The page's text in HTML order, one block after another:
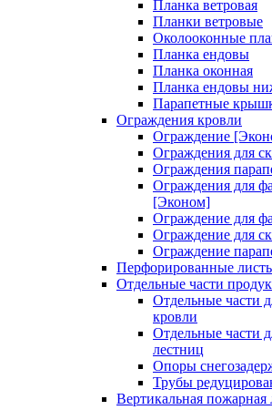
Планка ветровая
Планки ветровые
Околооконные
Планка ендовы
Планка оконная
Планка ендовы
Парапетные
Ограждения кровли
Ограждение
Ограждения для
Ограждения
Ограждения для
[Эконом]
Ограждение для
Ограждение для
Ограждение
Перфорированные
Отдельные части
Отдельные части
кровли
Отдельные части
лестниц
Опоры
Трубы
Вертикальная